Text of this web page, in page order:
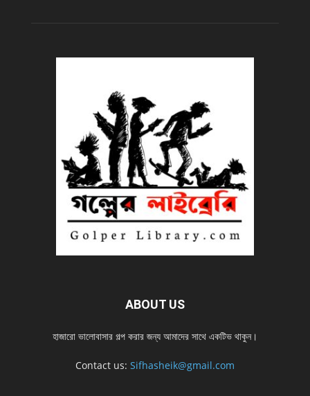
ABOUT US
হাজারো ভালোবাসার গল্প করার জন্য আমাদের সাথে একটিভ থাকুন।
Contact us: Sifhasheik@gmail.com